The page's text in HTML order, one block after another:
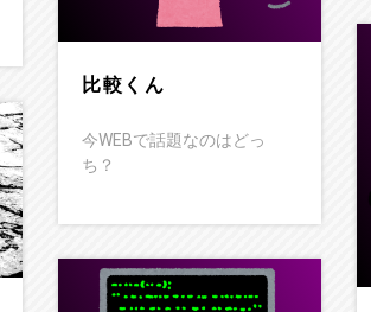
比較くん
今WEBで話題なのはどっ
ち？